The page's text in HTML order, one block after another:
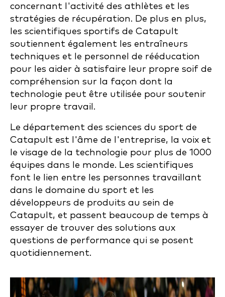
concernant l'activité des athlètes et les
stratégies de récupération. De plus en plus,
les scientifiques sportifs de Catapult
soutiennent également les entraîneurs
techniques et le personnel de rééducation
pour les aider à satisfaire leur propre soif de
compréhension sur la façon dont la
technologie peut être utilisée pour soutenir
leur propre travail.
Le département des sciences du sport de
Catapult est l'âme de l'entreprise, la voix et
le visage de la technologie pour plus de 1000
équipes dans le monde. Les scientifiques
font le lien entre les personnes travaillant
dans le domaine du sport et les
développeurs de produits au sein de
Catapult, et passent beaucoup de temps à
essayer de trouver des solutions aux
questions de performance qui se posent
quotidiennement.